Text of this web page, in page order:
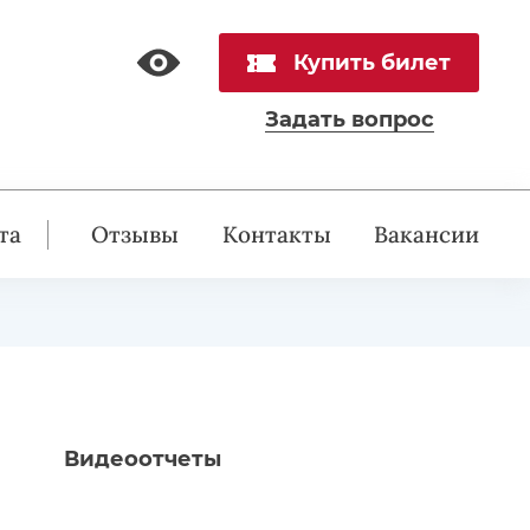
Купить билет
Задать вопрос
Отзывы Контакты Вакансии
Видеоотчеты